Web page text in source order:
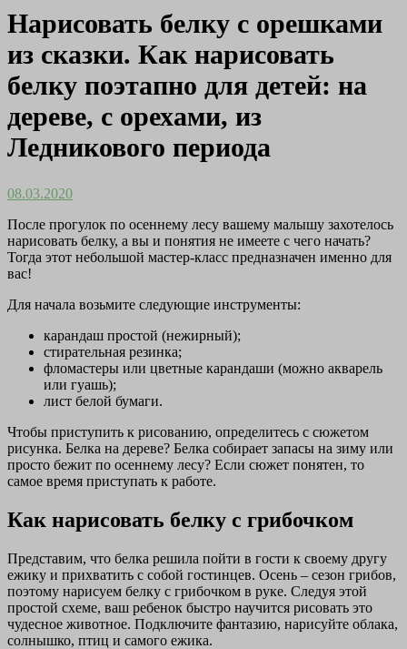
Нарисовать белку с орешками
из сказки. Как нарисовать
белку поэтапно для детей: на
дереве, с орехами, из
Ледникового периода
08.03.2020
После прогулок по осеннему лесу вашему малышу захотелось
нарисовать белку, а вы и понятия не имеете с чего начать?
Тогда этот небольшой мастер-класс предназначен именно для
вас!
Для начала возьмите следующие инструменты:
карандаш простой (нежирный);
стирательная резинка;
фломастеры или цветные карандаши (можно акварель
или гуашь);
лист белой бумаги.
Чтобы приступить к рисованию, определитесь с сюжетом
рисунка. Белка на дереве? Белка собирает запасы на зиму или
просто бежит по осеннему лесу? Если сюжет понятен, то
самое время приступать к работе.
Как нарисовать белку с грибочком
Представим, что белка решила пойти в гости к своему другу
ежику и прихватить с собой гостинцев. Осень – сезон грибов,
поэтому нарисуем белку с грибочком в руке. Следуя этой
простой схеме, ваш ребенок быстро научится рисовать это
чудесное животное. Подключите фантазию, нарисуйте облака,
солнышко, птиц и самого ежика.